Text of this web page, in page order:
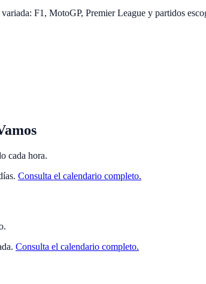
F1, MotoGP, Premier League y partidos
cada hora.
Consulta el calendario completo.
Consulta el calendario completo.